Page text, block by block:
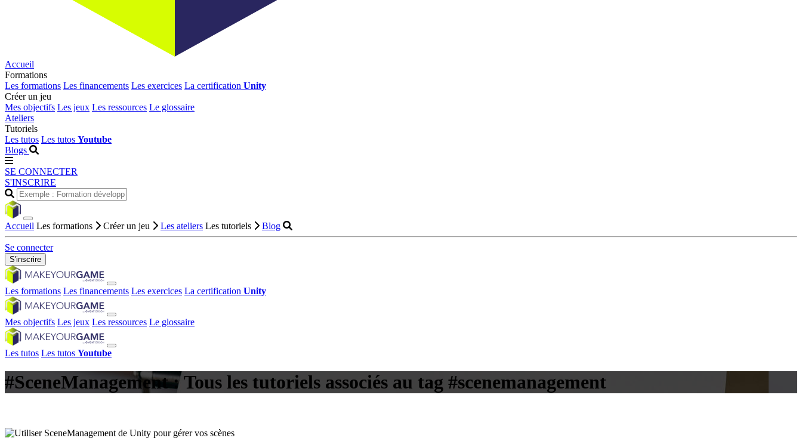
Accueil
Formations
Les formations Les financements Les exercices La certification Unity
Créer un jeu
Mes objectifs Les jeux Les ressources Le glossaire
Ateliers
Tutoriels
Les tutos Les tutos Youtube
Blogs
SE CONNECTER
S'INSCRIRE
Accueil Les formations Créer un jeu Les ateliers Les tutoriels Blog
Se connecter
S'inscrire
Les formations Les financements Les exercices La certification Unity
Mes objectifs Les jeux Les ressources Le glossaire
Les tutos Les tutos Youtube
#SceneManagement : Tous les tutoriels associés au tag #scenemanagement